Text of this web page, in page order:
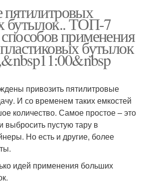
бутылок.. ТОП-7
применения
бутылок
привозить пятилитровые
И со временем таких емкостей
количество. Самое простое – это
выбросить пустую тару в
Но есть и другие, более
идей применения больших